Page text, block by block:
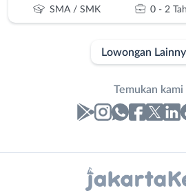
SMA / SMK 0 - 2
Lowongan
Temukan kami